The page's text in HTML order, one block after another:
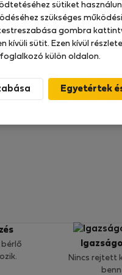
semmi értékelés
bérlő
Nincs rejtett
sütiket
szükséges
gombra
kívüli sütit. Ezen kívül
foglalkozó külön oldalon.